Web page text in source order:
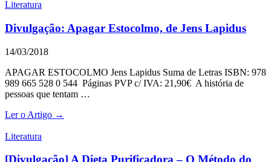
Literatura
Divulgação: Apagar Estocolmo, de Jens Lapidus
14/03/2018
APAGAR ESTOCOLMO Jens Lapidus Suma de Letras ISBN: 978
989 665 528 0 544 Páginas PVP c/ IVA: 21,90€ A história de
pessoas que tentam …
Ler o Artigo →
Literatura